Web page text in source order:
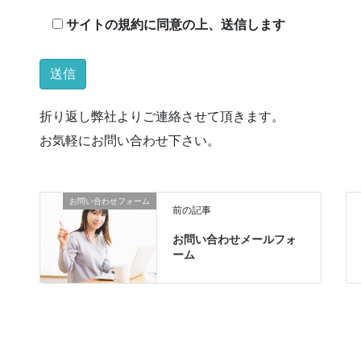
サイトの規約に同意の上、送信します
折り返し弊社よりご連絡させて頂きます。
お気軽にお問い合わせ下さい。
お問い合わせフォーム
前の記事
お問い合わせメールフォ
ーム